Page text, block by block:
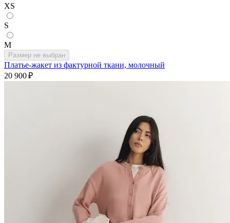
XS
S
M
Размер не выбран
Платье-жакет из фактурной ткани, молочный
20 900 ₽